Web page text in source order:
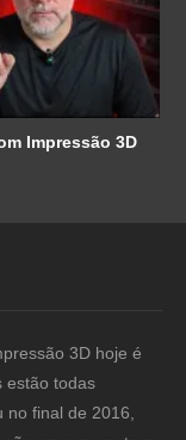
Impressão 3D
3D hoje é
estão todas
final de 2016,